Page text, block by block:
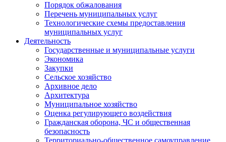
Порядок обжалования
Перечень муниципальных услуг
Технологические схемы предоставления
муниципальных услуг
Деятельность
Государственные и муниципальные услуги
Экономика
Закупки
Сельское хозяйство
Архивное дело
Архитектура
Муниципальное хозяйство
Оценка регулирующего воздействия
Гражданская оборона, ЧС и общественная
безопасность